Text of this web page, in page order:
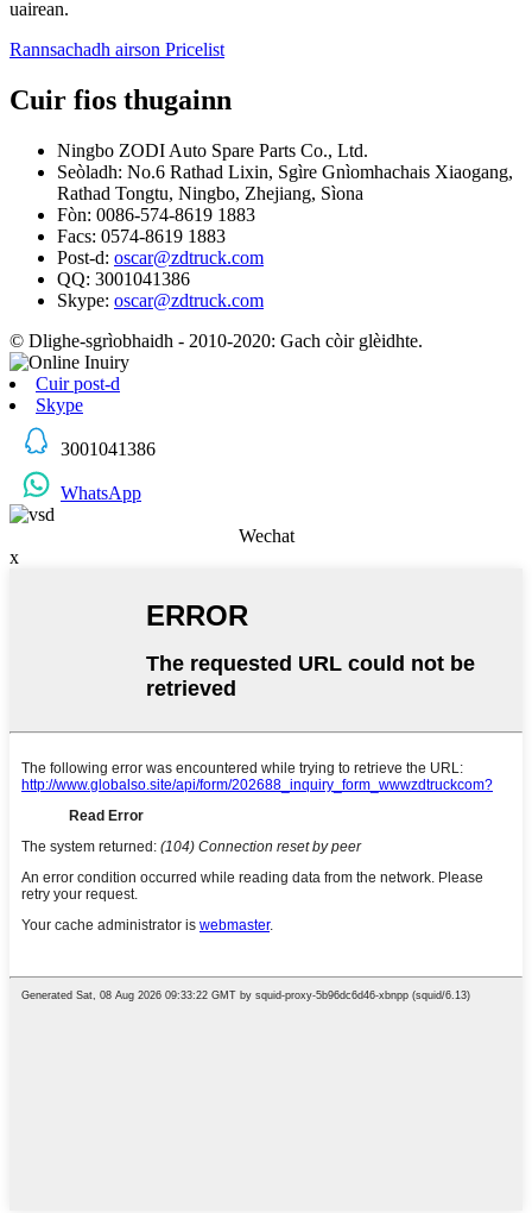
uairean.
Rannsachadh airson Pricelist
Cuir fios thugainn
Ningbo ZODI Auto Spare Parts Co., Ltd.
Seòladh: No.6 Rathad Lixin, Sgìre Gnìomhachais Xiaogang,
Rathad Tongtu, Ningbo, Zhejiang, Sìona
Fòn: 0086-574-8619 1883
Facs: 0574-8619 1883
Post-d: oscar@zdtruck.com
QQ: 3001041386
Skype: oscar@zdtruck.com
© Dlighe-sgrìobhaidh - 2010-2020: Gach còir glèidhte.
Cuir post-d
Skype
3001041386
WhatsApp
Wechat
x